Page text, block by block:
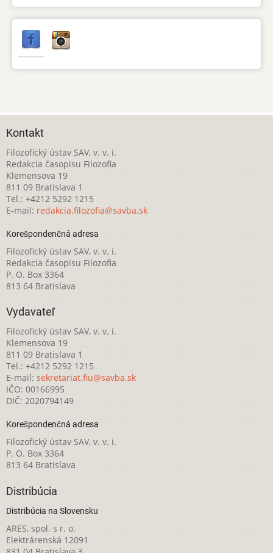
Kontakt
Filozofický ústav SAV, v. v. i.
Redakcia časopisu Filozofia
Klemensova 19
811 09 Bratislava 1
Tel.: +4212 5292 1215
E-mail: redakcia.filozofia@savba.sk
Korešpondenčná adresa
Filozofický ústav SAV, v. v. i.
Redakcia časopisu Filozofia
P. O. Box 3364
813 64 Bratislava
Vydavateľ
Filozofický ústav SAV, v. v. i.
Klemensova 19
811 09 Bratislava 1
Tel.: +4212 5292 1215
E-mail: sekretariat.fiu@savba.sk
IČO: 00166995
DIČ: 2020794149
Korešpondenčná adresa
Filozofický ústav SAV, v. v. i.
P. O. Box 3364
813 64 Bratislava
Distribúcia
Distribúcia na Slovensku
ARES, spol. s r. o.
Elektrárenská 12091